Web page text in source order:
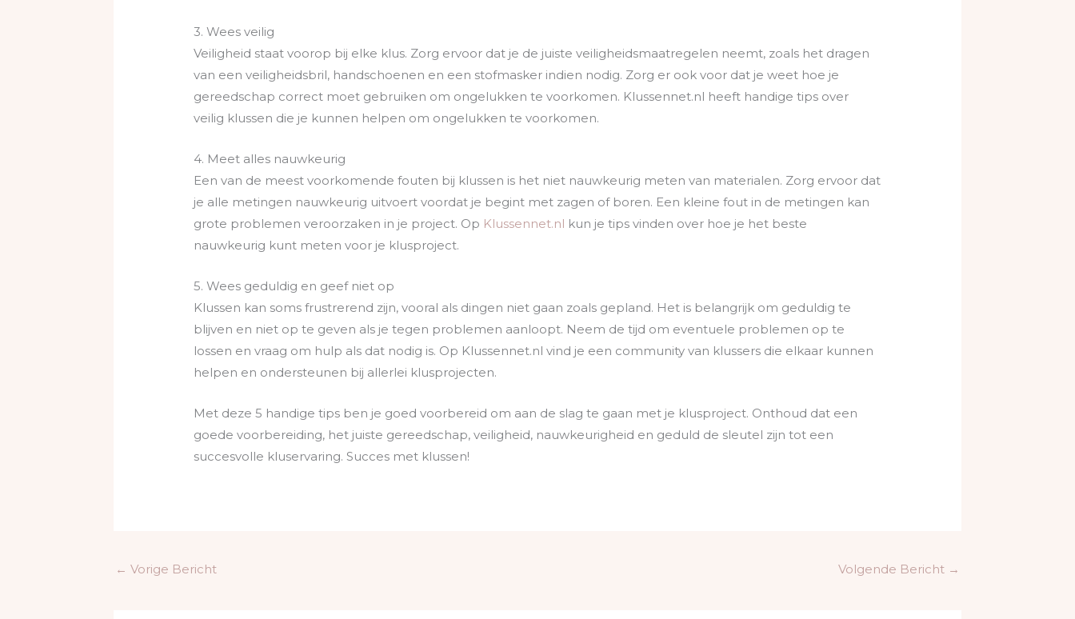
3. Wees veilig
Veiligheid staat voorop bij elke klus. Zorg ervoor dat je de juiste veiligheidsmaatregelen neemt, zoals het dragen
van een veiligheidsbril, handschoenen en een stofmasker indien nodig. Zorg er ook voor dat je weet hoe je
gereedschap correct moet gebruiken om ongelukken te voorkomen. Klussennet.nl heeft handige tips over
veilig klussen die je kunnen helpen om ongelukken te voorkomen.
4. Meet alles nauwkeurig
Een van de meest voorkomende fouten bij klussen is het niet nauwkeurig meten van materialen. Zorg ervoor dat
je alle metingen nauwkeurig uitvoert voordat je begint met zagen of boren. Een kleine fout in de metingen kan
grote problemen veroorzaken in je project. Op Klussennet.nl kun je tips vinden over hoe je het beste
nauwkeurig kunt meten voor je klusproject.
5. Wees geduldig en geef niet op
Klussen kan soms frustrerend zijn, vooral als dingen niet gaan zoals gepland. Het is belangrijk om geduldig te
blijven en niet op te geven als je tegen problemen aanloopt. Neem de tijd om eventuele problemen op te
lossen en vraag om hulp als dat nodig is. Op Klussennet.nl vind je een community van klussers die elkaar kunnen
helpen en ondersteunen bij allerlei klusprojecten.
Met deze 5 handige tips ben je goed voorbereid om aan de slag te gaan met je klusproject. Onthoud dat een
goede voorbereiding, het juiste gereedschap, veiligheid, nauwkeurigheid en geduld de sleutel zijn tot een
succesvolle kluservaring. Succes met klussen!
← Vorige Bericht Volgende Bericht →